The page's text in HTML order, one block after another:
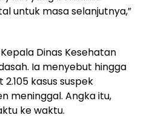
untuk masa selanjutnya,”
Dinas Kesehatan
Ia menyebut hingga
kasus suspek
meninggal. Angka itu,
ke waktu.